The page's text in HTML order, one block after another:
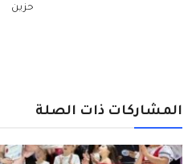
حزين
المشاركات ذات الصلة